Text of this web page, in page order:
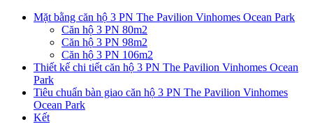
Mặt bằng căn hộ 3 PN The Pavilion Vinhomes Ocean Park
Căn hộ 3 PN 80m2
Căn hộ 3 PN 98m2
Căn hộ 3 PN 106m2
Thiết kế chi tiết căn hộ 3 PN The Pavilion Vinhomes Ocean
Park
Tiêu chuẩn bàn giao căn hộ 3 PN The Pavilion Vinhomes
Ocean Park
Kết